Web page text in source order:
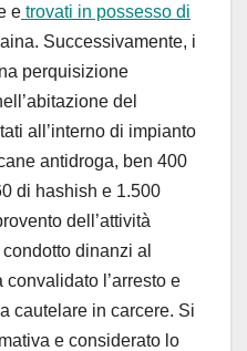
e trovati in possesso di
Successivamente, i
perquisizione
del
all’interno di impianto
antidroga, ben 400
di hashish e 1.500
dell’attività
dinanzi al
l’arresto e
cautelare in carcere. Si
e considerato lo